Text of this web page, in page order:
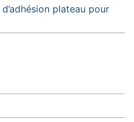
plateau pour